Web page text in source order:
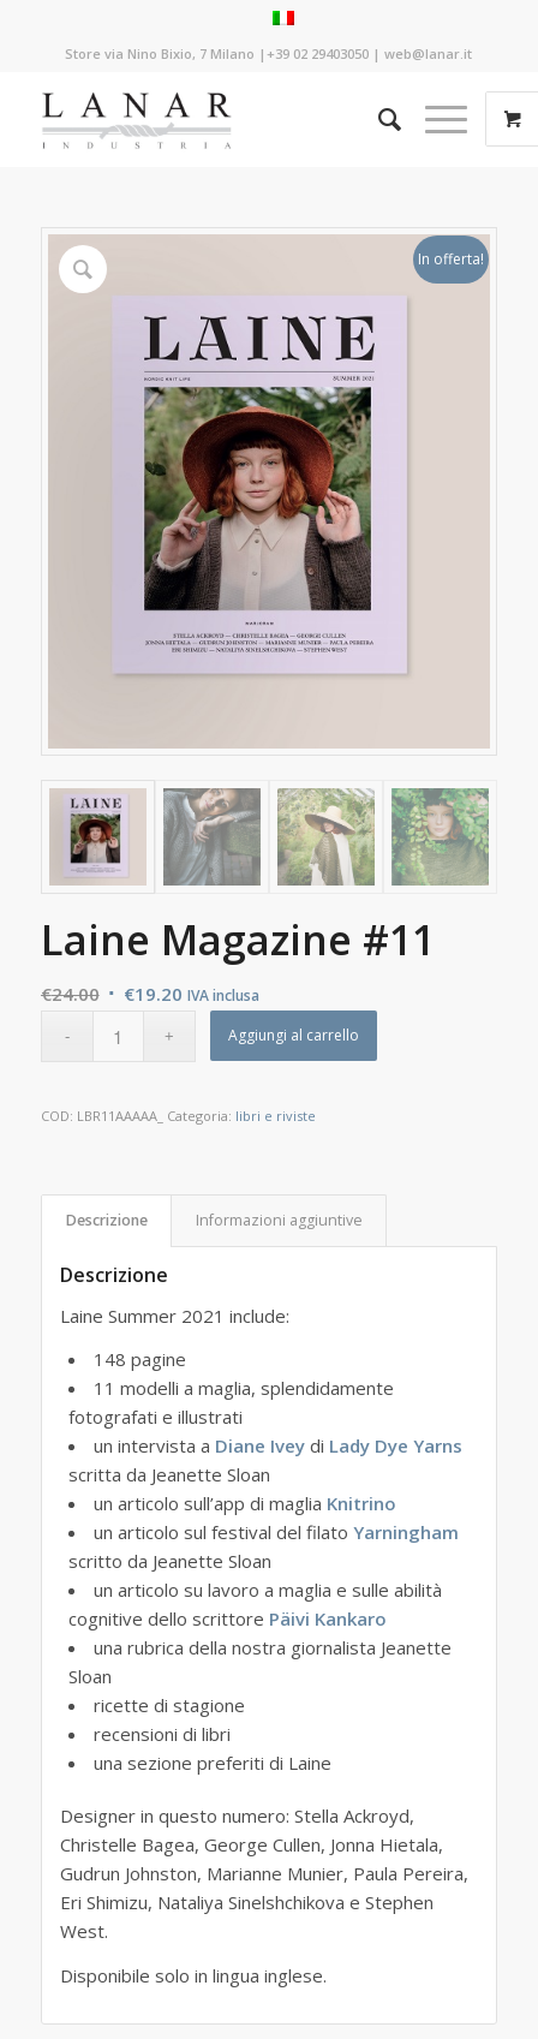
Store via Nino Bixio, 7 Milano |+39 02 29403050 | web@lanar.it
In offerta!
Laine Magazine #11
€24.00 Il
originale
€24.00.
€19.20Il
attuale
€19.20.
IVA inclusa
Aggiungi al carrello
COD: LBR11AAAAA_ Categoria: libri e riviste
Descrizione Informazioni aggiuntive
Descrizione
Laine Summer 2021 include:
148 pagine
11 modelli a maglia, splendidamente
fotografati e illustrati
un intervista a Diane Iveydi Lady Dye Yarns
scritta da Jeanette Sloan
un articolo sull’app di maglia Knitrino
un articolo sul festival del filato Yarningham
scritto da Jeanette Sloan
un articolo su lavoro a maglia e sulle abilità
cognitive dello scrittore Päivi Kankaro
una rubrica della nostra giornalista Jeanette
Sloan
ricette di stagione
recensioni di libri
una sezione preferiti di Laine
Designer in questo numero: Stella Ackroyd,
Christelle Bagea, George Cullen, Jonna Hietala,
Gudrun Johnston, Marianne Munier, Paula Pereira,
Eri Shimizu, Nataliya Sinelshchikova e Stephen
West.
Disponibile solo in lingua inglese.